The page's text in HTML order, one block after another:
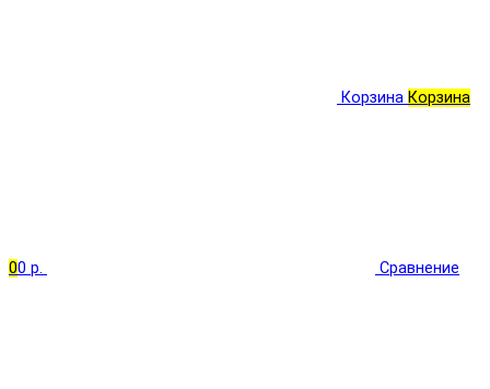
Корзина Корзина
00 р. Сравнение